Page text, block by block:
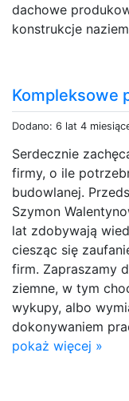
dachowe
konstrukcje
Kompleksowe
Dodano: 6 lat 4
Serdecznie
firmy, o ile
budowlanej.
Szymon
lat zdobywają
ciesząc się
firm. Zapraszamy
ziemne, w tym
wykupy, albo
dokonywaniem
pokaż więcej »